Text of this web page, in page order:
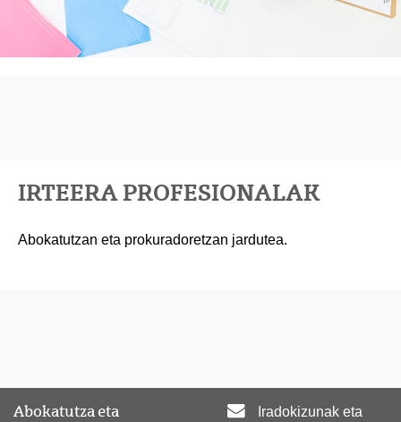
IRTEERA PROFESIONALAK
Abokatutzan eta prokuradoretzan jardutea.
Abokatutza eta
Iradokizunak eta